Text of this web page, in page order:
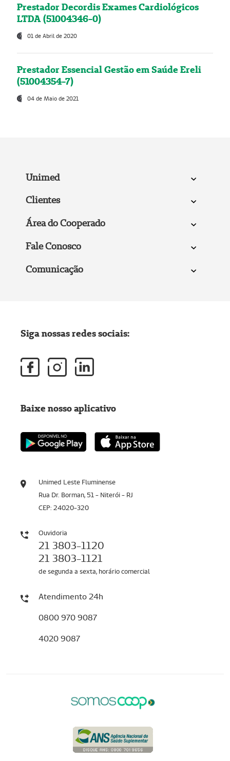
Prestador Decordis Exames Cardiológicos
LTDA (51004346-0)
01 de Abril de 2020
Prestador Essencial Gestão em Saúde Ereli
(51004354-7)
04 de Maio de 2021
Unimed
Clientes
Área do Cooperado
Fale Conosco
Comunicação
Unimed Leste Fluminense
Rua Dr. Borman, 51 - Niterói - RJ
CEP: 24020-320
Ouvidoria
21 3803-1120
21 3803-1121
de segunda a sexta, horário comercial
Atendimento 24h
0800 970 9087
4020 9087
Siga nossas redes sociais:
Baixe nosso aplicativo